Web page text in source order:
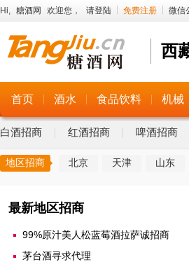
Hi, 糖酒网 欢迎您， 请登陆 免费注册 微信
西
首页 酒水 食品饮料 机械
白酒招商 红酒招商 啤酒招商
地区招商 北京 天津 山东
最新地区招商
99%原汁美人松蓝莓酒拉萨诚招商
茅台酒寻求代理